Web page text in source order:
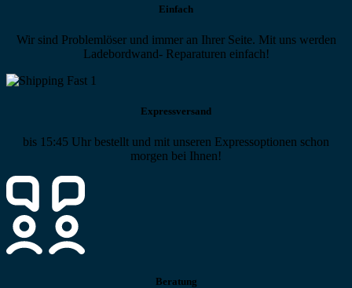
Einfach
Wir sind Problemlöser und immer an Ihrer Seite. Mit uns werden
Ladebordwand- Reparaturen einfach!
Expressversand
bis 15:45 Uhr bestellt und mit unseren Expressoptionen schon
morgen bei Ihnen!
Beratung